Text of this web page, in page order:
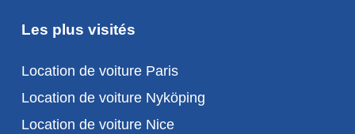
Les plus visités
Location de voiture Paris
Location de voiture Nyköping
Location de voiture Nice